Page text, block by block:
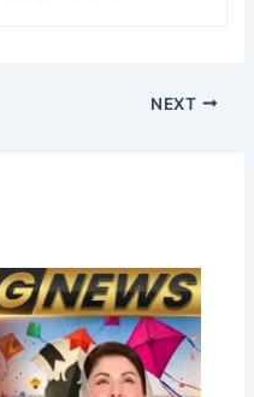
NEXT